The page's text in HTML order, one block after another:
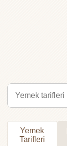
Yemek
Tarifleri